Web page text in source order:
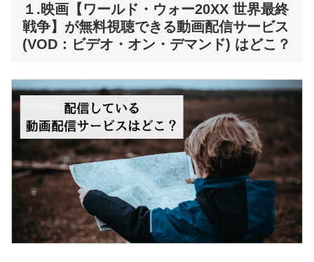
１.映画【ワールド・ウォー20XX 世界最終
戦争】が無料視聴できる動画配信サービス
(VOD：ビデオ・オン・デマンド) はどこ？